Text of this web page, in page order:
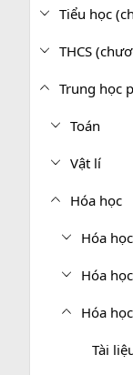
Tiểu học
THCS
Trung học
Toán
Vật lí
Hóa học
Hóa
Hóa
Hóa
Tài